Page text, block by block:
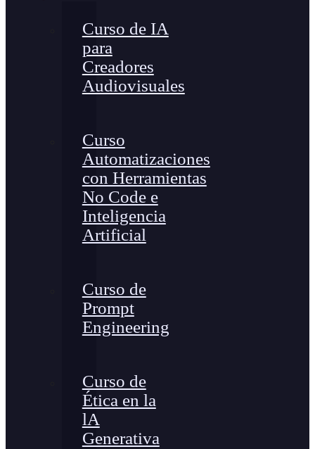
Curso de IA
para
Creadores
Audiovisuales
Curso
Automatizaciones
con Herramientas
No Code e
Inteligencia
Artificial
Curso de
Prompt
Engineering
Curso de
Ética en la
lA
Generativa